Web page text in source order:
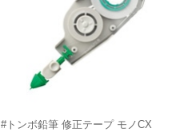
#トンボ鉛筆 修正テープ モノCX